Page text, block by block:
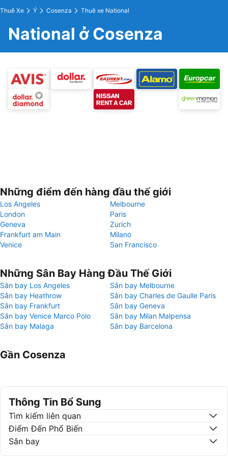
Thuê Xe Ý Cosenza Thuê xe National
National ở Cosenza
Những điểm đến hàng đầu thế giới
Los Angeles
Melbourne
London
Paris
Geneva
Zurich
Frankfurt am Main
Milano
Venice
San Francisco
Những Sân Bay Hàng Đầu Thế Giới
Sân bay Los Angeles
Sân bay Melbourne
Sân bay Heathrow
Sân bay Charles de Gaulle Paris
Sân bay Frankfurt
Sân bay Geneva
Sân bay Venice Marco Polo
Sân bay Milan Malpensa
Sân bay Malaga
Sân bay Barcelona
Gần Cosenza
Thông Tin Bổ Sung
Tìm kiếm liên quan
Điểm Đến Phổ Biến
Sân bay